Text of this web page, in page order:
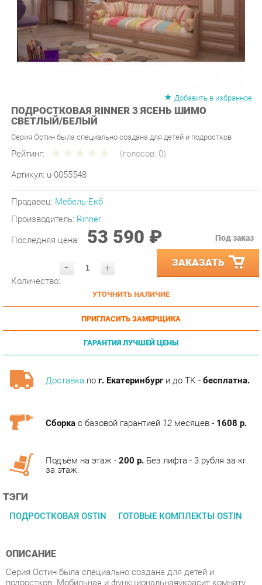
ПОДРОСТКОВАЯ RINNER 3 ЯСЕНЬ ШИМО
СВЕТЛЫЙ/БЕЛЫЙ
Серия Остин была специально создана для детей и подростков
Рейтинг: (голосов:0)
Артикул: u-0055548
Продавец:
Производитель:Rinner
Последняя цена: 53 590 ₽
- + ЗАКАЗАТЬ
УТОЧНИТЬ НАЛИЧИЕ
ПРИГЛАСИТЬ ЗАМЕРЩИКА
ГАРАНТИЯ ЛУЧШЕЙ ЦЕНЫ
Доставкапог. Екатеринбурги до ТК -бесплатна.
ТЭГИ
ОПИСАНИЕ
подростков. Мобильная и функциональнаяукрасит комнату
любых размеров, стоит только подобрать модули ,
подходящие именно вам. Корпус ЛДСП 16мм Кромка АБС
Фасады Рамка МДФ Ручки пластик, мат. хром, 96мм Ящики